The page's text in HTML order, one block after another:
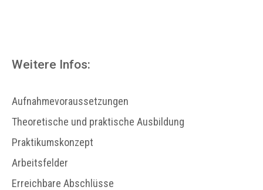
Weitere Infos:
Aufnahmevoraussetzungen
Theoretische und praktische Ausbildung
Praktikumskonzept
Arbeitsfelder
Erreichbare Abschlüsse